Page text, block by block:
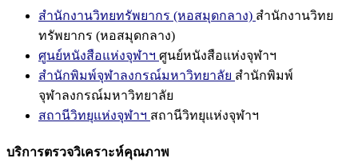
สำนักงานวิทยทรัพยากร (หอสมุดกลาง) สำนักงานวิทย
ทรัพยากร (หอสมุดกลาง)
ศูนย์หนังสือแห่งจุฬาฯ ศูนย์หนังสือแห่งจุฬาฯ
สำนักพิมพ์จุฬาลงกรณ์มหาวิทยาลัย สำนักพิมพ์
จุฬาลงกรณ์มหาวิทยาลัย
สถานีวิทยุแห่งจุฬาฯ สถานีวิทยุแห่งจุฬาฯ
บริการตรวจวิเคราะห์คุณภาพ